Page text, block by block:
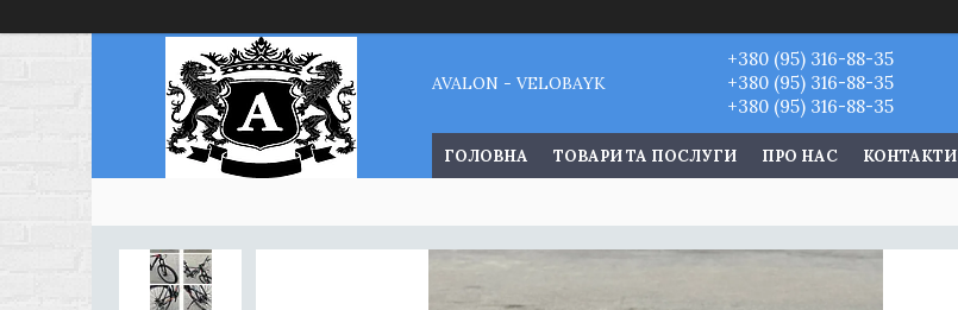
AVALON - VELOBAYK
+380 (95) 316-88-35
+380 (95) 316-88-35
+380 (95) 316-88-35
ГОЛОВНА ТОВАРИ ТА ПОСЛУГИ ПРО НАС КОНТАКТИ